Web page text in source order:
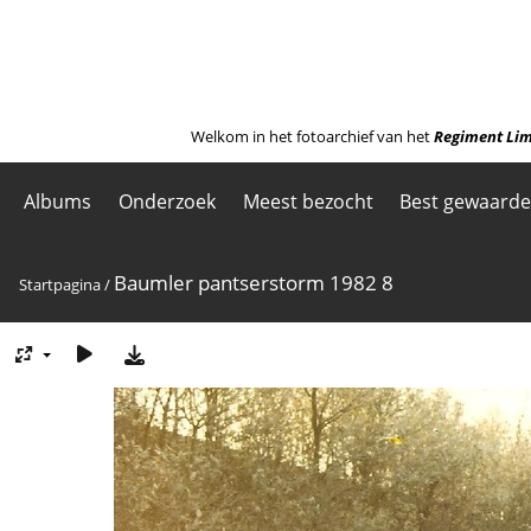
Welkom in het fotoarchief van hetRegiment
Albums Onderzoek Meest bezocht Best
Startpagina/ Baumler pantserstorm 1982 8